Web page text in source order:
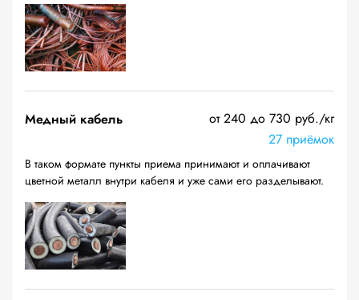
Медный кабель
от 240 до 730 руб./кг
27 приёмок
В таком формате пункты приема принимают и оплачивают
цветной металл внутри кабеля и уже сами его разделывают.